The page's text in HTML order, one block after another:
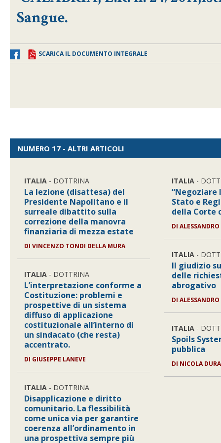
Sangue.
SCARICA IL DOCUMENTO INTEGRALE
NUMERO 17 - ALTRI ARTICOLI
ITALIA - DOTTRINA
La lezione (disattesa) del
Presidente Napolitano e il
surreale dibattito sulla
correzione della manovra
finanziaria di mezza estate
DI VINCENZO TONDI DELLA MURA
ITALIA - DOTTRINA
L’interpretazione conforme a
Costituzione: problemi e
prospettive di un sistema
diffuso di applicazione
costituzionale all’interno di
un sindacato (che resta)
accentrato.
DI GIUSEPPE LANEVE
ITALIA - DOTTRINA
Disapplicazione e diritto
comunitario. La flessibilità
come unica via per garantire
coerenza all’ordinamento in
una prospettiva sempre più
ITALIA -
“Negoziare
Stato e
della Corte
DI ALESSANDRO
ITALIA -
Il giudizio
delle
abrogativo
DI
ITALIA -
Spoils
pubblica
DI NICOLA